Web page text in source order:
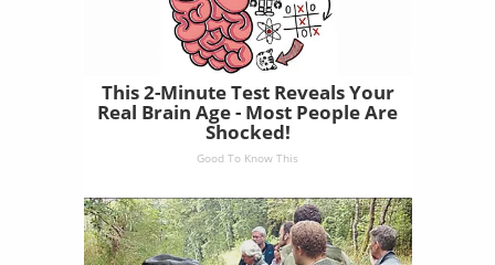
This 2-Minute Test Reveals Your
Real Brain Age - Most People Are
Shocked!
Good To Know This